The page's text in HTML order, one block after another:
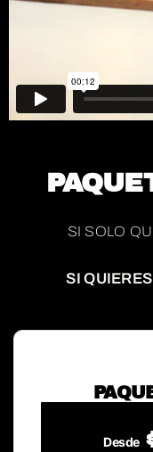
SI SOLO
SI
Desde